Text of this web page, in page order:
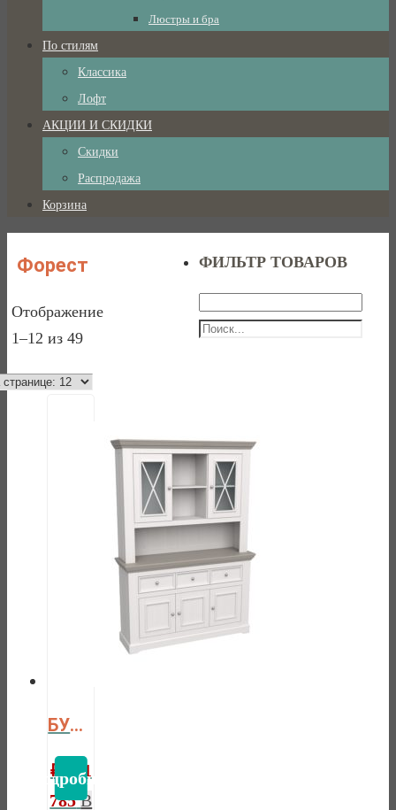
Люстры и бра
По стилям
Классика
Лофт
АКЦИИ И СКИДКИ
Скидки
Распродажа
Корзина
Форест
Отображение
1–12 из 49
БУФЕТ ФОРЕСТ БОЛЬШОЙ БЕЛЫЙ ВОСК/АНТРАЦИТ
₽
101
785 В
ФИЛЬТР ТОВАРОВ